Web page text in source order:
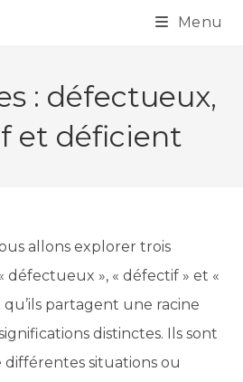
Menu
: défectueux,
et déficient
allons explorer trois
défectueux », « défectif » et «
partagent une racine
distinctes. Ils sont
situations ou